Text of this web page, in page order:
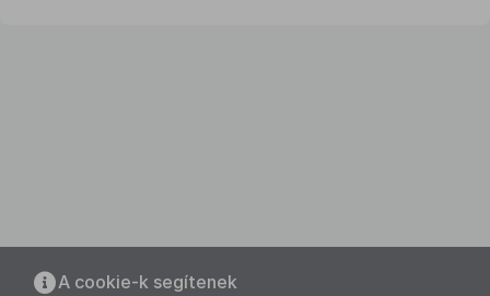
A cookie-k segítenek